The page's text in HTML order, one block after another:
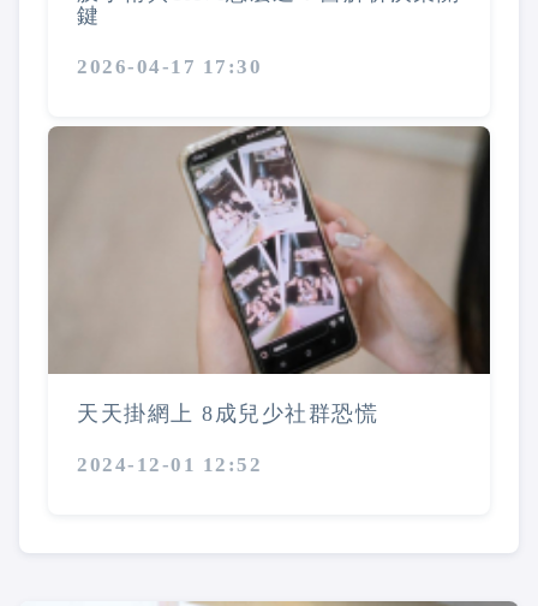
鍵
2026-04-17 17:30
天天掛網上 8成兒少社群恐慌
2024-12-01 12:52